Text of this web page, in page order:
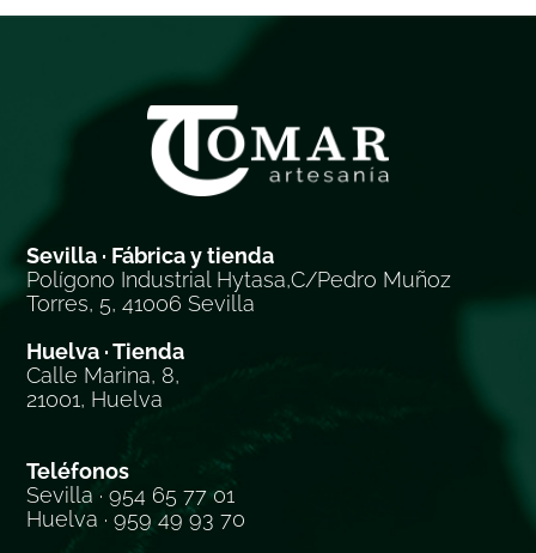
Sevilla · Fábrica y tienda
Polígono Industrial Hytasa,C/Pedro Muñoz
Torres, 5, 41006 Sevilla
Huelva · Tienda
Calle Marina, 8,
21001, Huelva
Teléfonos
Sevilla · 954 65 77 01
Huelva · 959 49 93 70